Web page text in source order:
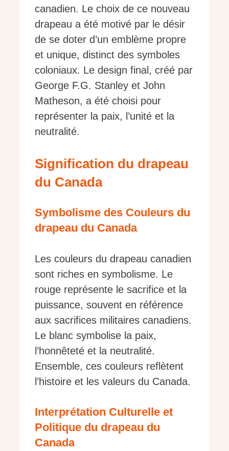
canadien. Le choix de ce nouveau
drapeau a été motivé par le désir
de se doter d’un emblème propre
et unique, distinct des symboles
coloniaux. Le design final, créé par
George F.G. Stanley et John
Matheson, a été choisi pour
représenter la paix, l’unité et la
neutralité.
Signification du drapeau
du Canada
Symbolisme des Couleurs du
drapeau du Canada
Les couleurs du drapeau canadien
sont riches en symbolisme. Le
rouge représente le sacrifice et la
puissance, souvent en référence
aux sacrifices militaires canadiens.
Le blanc symbolise la paix,
l’honnêteté et la neutralité.
Ensemble, ces couleurs reflètent
l’histoire et les valeurs du Canada.
Interprétation Culturelle et
Politique du drapeau du
Canada